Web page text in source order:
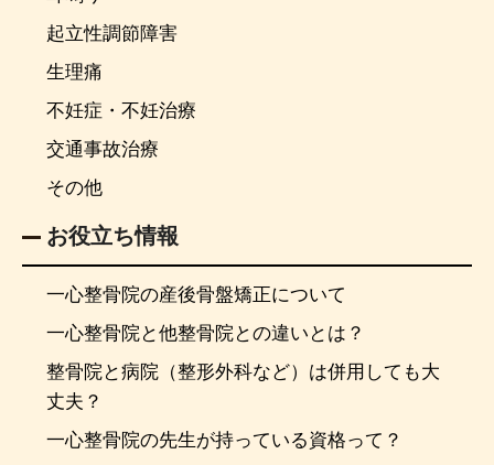
起立性調節障害
生理痛
不妊症・不妊治療
交通事故治療
その他
お役立ち情報
一心整骨院の産後骨盤矯正について
一心整骨院と他整骨院との違いとは？
整骨院と病院（整形外科など）は併用しても大
丈夫？
一心整骨院の先生が持っている資格って？